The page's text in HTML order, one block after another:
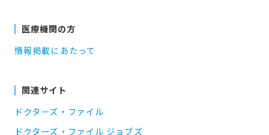
医療機関の方
情報掲載にあたって
関連サイト
ドクターズ・ファイル
ドクターズ・ファイル ジョブズ